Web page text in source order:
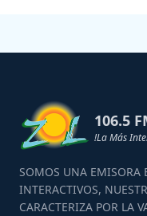
106.5
!La Más
SOMOS UNA EMISORA
INTERACTIVOS,
CARACTERIZA POR LA